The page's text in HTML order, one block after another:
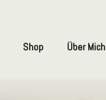
Shop Über Mich